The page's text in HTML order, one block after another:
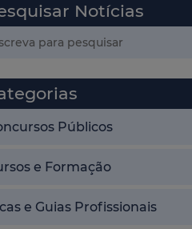
Notícias
Públicos
e Formação
e Guias Profissionais